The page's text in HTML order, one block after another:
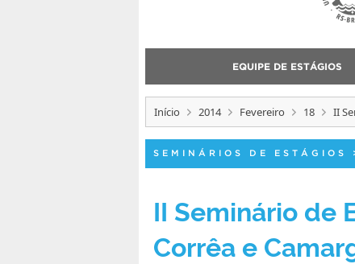
EQUIPE DE ESTÁGIOS
Início 2014 Fevereiro 18 II
SEMINÁRIOS DE ESTÁGIOS
II Seminário de
Corrêa e